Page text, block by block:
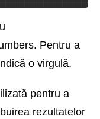
Pentru a
o virgulă.
pentru a
rezultatelor